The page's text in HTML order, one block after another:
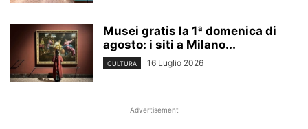
Musei gratis la 1ª domenica di
agosto: i siti a Milano...
CULTURA 16 Luglio 2026
Advertisement